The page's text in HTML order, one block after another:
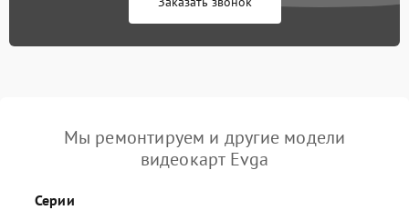
Мы ремонтируем и другие модели
видеокарт Evga
Серии